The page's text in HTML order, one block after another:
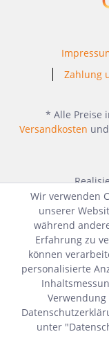
Zahlung
* Alle Preise
Versandkosten
Wir verwenden
unserer
während
Erfahrung zu
können
personalisierte
unter